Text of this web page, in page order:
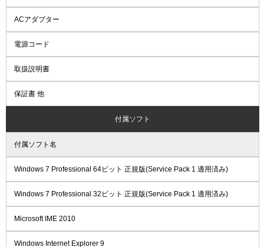
ACアダプター
電源コード
取扱説明書
保証書 他
付属ソフト
付属ソフト名
Windows 7 Professional 64ビット 正規版(Service Pack 1 適用済み)
Windows 7 Professional 32ビット 正規版(Service Pack 1 適用済み)
Microsoft IME 2010
Windows Internet Explorer 9